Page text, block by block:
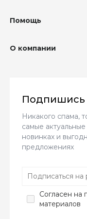
Помощь
О компании
Подпишись
Никакого спама,
самые
новинках и
предложениях
Согласен на
материалов